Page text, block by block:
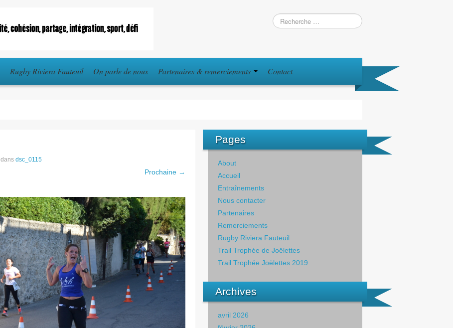
Rugby Riviera Fauteuil On parle de nous Partenaires & remerciements Contact
dans dsc_0115
Prochaine →
Pages
About
Accueil
Entraînements
Nous contacter
Partenaires
Remerciements
Rugby Riviera Fauteuil
Trail Trophée de Joëlettes
Trail Trophée Joëlettes 2019
Archives
avril 2026